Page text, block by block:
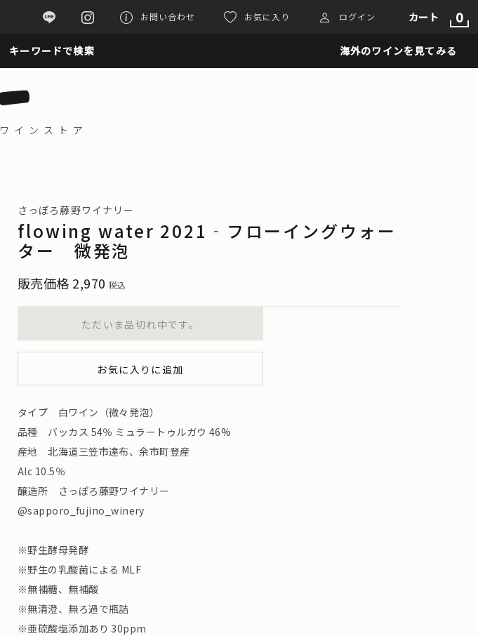
お問い合わせ お気に入り ログイン カート 0
キーワードで検索 海外のワインを見てみる
ワインストア
さっぽろ藤野ワイナリー
flowing water 2021‐フローイングウォー
ター 微発泡
販売価格 2,970 税込
ただいま品切れ中です。
お気に入りに追加
タイプ 白ワイン（微々発泡）
品種 バッカス 54％ ミュラートゥルガウ 46%
産地 北海道三笠市達布、余市町登産
Alc 10.5％
醸造所 さっぽろ藤野ワイナリー
@sapporo_fujino_winery
※野生酵母発酵
※野生の乳酸菌による MLF
※無補糖、無補酸
※無清澄、無ろ過で瓶詰
※亜硫酸塩添加あり 30ppm